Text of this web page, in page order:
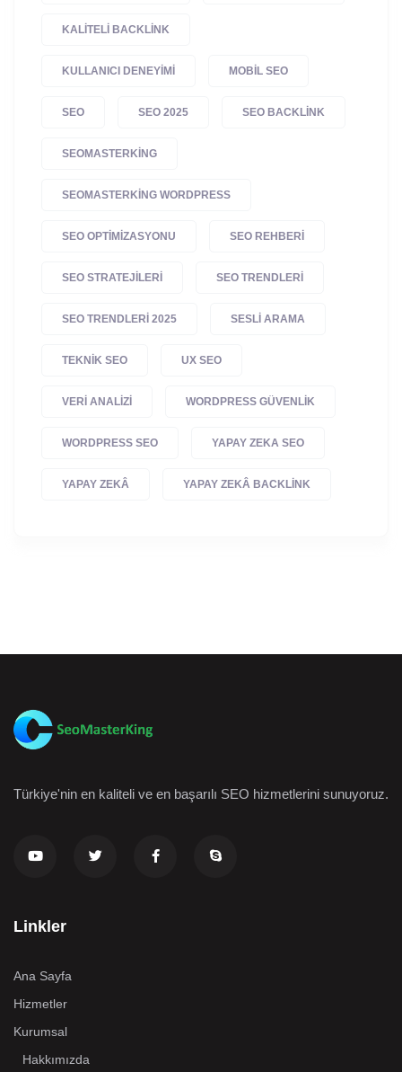
KALITELI BACKLINK
KULLANICI DENEYIMI MOBIL SEO
SEO SEO 2025 SEO BACKLINK
SEOMASTERKING
SEOMASTERKING WORDPRESS
SEO OPTIMIZASYONU SEO REHBERI
SEO STRATEJILERI SEO TRENDLERI
SEO TRENDLERI 2025 SESLI ARAMA
TEKNIK SEO UX SEO
VERI ANALIZI WORDPRESS GÜVENLIK
WORDPRESS SEO YAPAY ZEKA SEO
YAPAY ZEKÂ YAPAY ZEKÂ BACKLINK
Türkiye'nin en kaliteli ve en başarılı SEO hizmetlerini sunuyoruz.
Linkler
Ana Sayfa
Hizmetler
Kurumsal
Hakkımızda